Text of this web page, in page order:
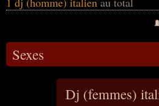
Sexes
Dj (femmes)